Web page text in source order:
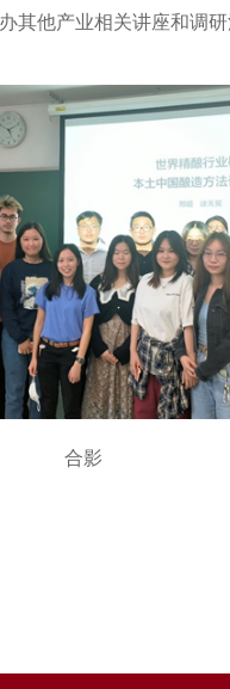
他产业相关讲座和调
合影